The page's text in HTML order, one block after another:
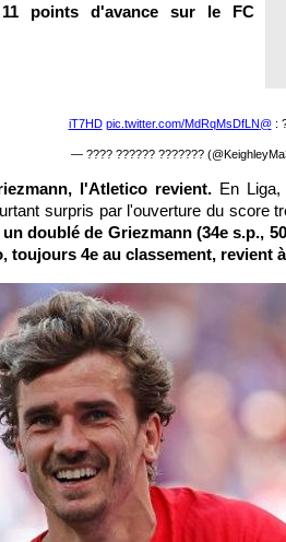
11 points d'avance sur le FC
@iT7HD
pic.twitter.com/MdRqMsDfLN
— ???? ?????? ???????
l'Atletico revient. En Liga,
surpris par l'ouverture du score
un doublé de Griezmann (34e s.p.,
toujours 4e au classement, revient